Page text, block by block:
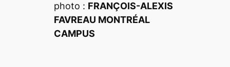
photo : FRANÇOIS-ALEXIS
FAVREAU MONTRÉAL
CAMPUS